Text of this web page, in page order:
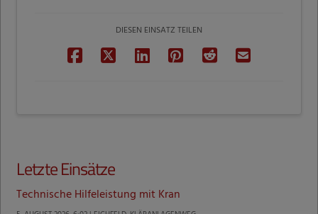
DIESEN EINSATZ TEILEN
Letzte Einsätze
Technische Hilfeleistung mit Kran